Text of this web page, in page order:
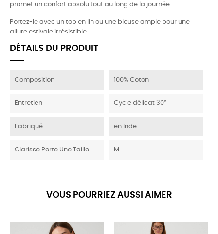
promet un confort absolu tout au long de la journée.
Portez-le avec un top en lin ou une blouse ample pour une
allure estivale irrésistible.
DÉTAILS DU PRODUIT
Composition 100% Coton
Entretien Cycle délicat 30°
Fabriqué en Inde
Clarisse Porte Une Taille M
VOUS POURRIEZ AUSSI AIMER